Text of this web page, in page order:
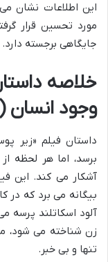
این اطلاعات نشان
مورد تحسین قرار
جایگاهی برجسته دارد.
خلاصه
وجود
داستان فیلم «زیر
برسد، اما هر لحظه
آشکار می کند. این
بیگانه می برد که در
آلود اسکاتلند پرسه
زن شناخته می شود،
تنها و بی خبر.